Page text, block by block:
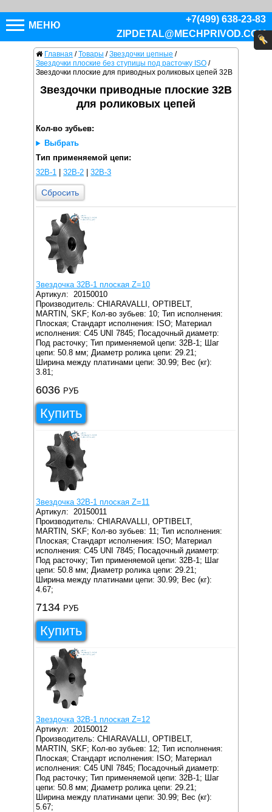
МЕНЮ
+7(499) 638-23-83
ZIPDETAL@MECHPRIVOD.COM
Главная / Товары / Звездочки цепные /
Звездочки плоские без ступицы под расточку ISO /
Звездочки плоские для приводных роликовых цепей 32B
Звездочки приводные плоские 32B
для роликовых цепей
Кол-во зубьев:
Выбрать
Тип применяемой цепи:
32B-1 |32B-2 |32B-3
Сбросить
Звездочка 32B-1 плоская Z=10
Артикул: 20150010
Производитель: CHIARAVALLI, OPTIBELT,
MARTIN, SKF; Кол-во зубьев: 10; Тип исполнения:
Плоская; Стандарт исполнения: ISO; Материал
исполнения: C45 UNI 7845; Посадочный диаметр:
Под расточку; Тип применяемой цепи: 32B-1;
Шаг
цепи: 50.8 мм; Диаметр ролика цепи: 29.21;
Ширина между платинами цепи: 30.99; Вес (кг):
3.81;
6036 РУБ
Купить
Звездочка 32B-1 плоская Z=11
Артикул: 20150011
Производитель: CHIARAVALLI, OPTIBELT,
MARTIN, SKF; Кол-во зубьев: 11; Тип исполнения:
Плоская; Стандарт исполнения: ISO; Материал
исполнения: C45 UNI 7845; Посадочный диаметр:
Под расточку; Тип применяемой цепи: 32B-1;
Шаг
цепи: 50.8 мм; Диаметр ролика цепи: 29.21;
Ширина между платинами цепи: 30.99; Вес (кг):
4.67;
7134 РУБ
Купить
Звездочка 32B-1 плоская Z=12
Артикул: 20150012
Производитель: CHIARAVALLI, OPTIBELT,
MARTIN, SKF; Кол-во зубьев: 12; Тип исполнения:
Плоская; Стандарт исполнения: ISO; Материал
исполнения: C45 UNI 7845; Посадочный диаметр:
Под расточку; Тип применяемой цепи: 32B-1;
Шаг
цепи: 50.8 мм; Диаметр ролика цепи: 29.21;
Ширина между платинами цепи: 30.99; Вес (кг):
5.67;